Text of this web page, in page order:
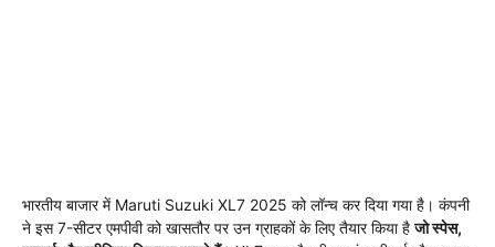
भारतीय बाजार में Maruti Suzuki XL7 2025 को लॉन्च कर दिया गया है। कंपनी
ने इस 7-सीटर एमपीवी को खासतौर पर उन ग्राहकों के लिए तैयार किया हैजो स्पेस,